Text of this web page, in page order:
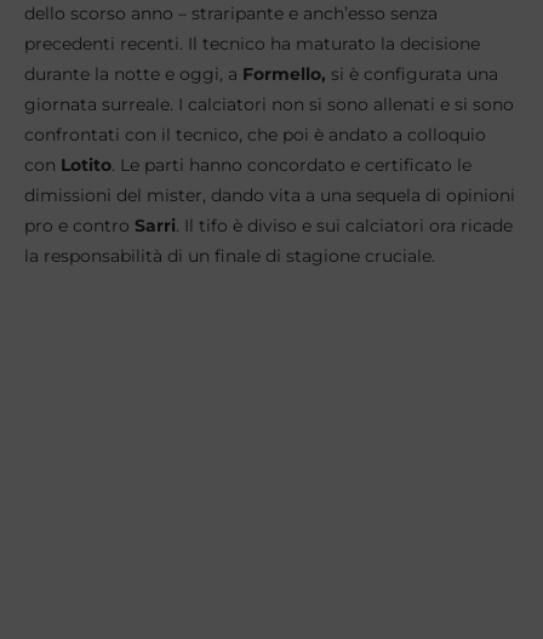
dello scorso anno – straripante e anch’esso senza
precedenti recenti. Il tecnico ha maturato la decisione
durante la notte e oggi, a Formello, si è configurata una
giornata surreale. I calciatori non si sono allenati e si sono
confrontati con il tecnico, che poi è andato a colloquio
con Lotito. Le parti hanno concordato e certificato le
dimissioni del mister, dando vita a una sequela di opinioni
pro e contro Sarri. Il tifo è diviso e sui calciatori ora ricade
la responsabilità di un finale di stagione cruciale.